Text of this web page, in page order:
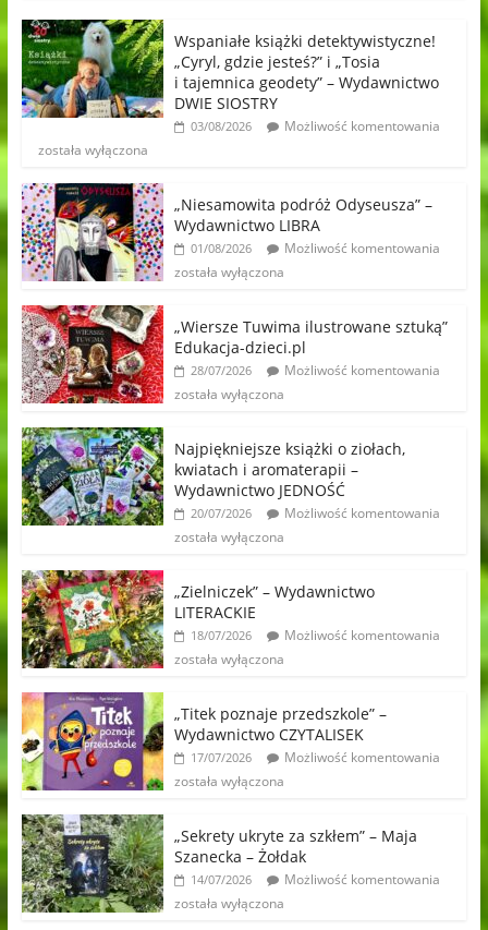
Wspaniałe książki detektywistyczne!
„Cyryl, gdzie jesteś?” i „Tosia
i tajemnica geodety” – Wydawnictwo
DWIE SIOSTRY
03/08/2026
Możliwość komentowania
została wyłączona
„Niesamowita podróż Odyseusza” –
Wydawnictwo LIBRA
01/08/2026
Możliwość komentowania
została wyłączona
„Wiersze Tuwima ilustrowane sztuką”
Edukacja-dzieci.pl
28/07/2026
Możliwość komentowania
została wyłączona
Najpiękniejsze książki o ziołach,
kwiatach i aromaterapii –
Wydawnictwo JEDNOŚĆ
20/07/2026
Możliwość komentowania
została wyłączona
„Zielniczek” – Wydawnictwo
LITERACKIE
18/07/2026
Możliwość komentowania
została wyłączona
„Titek poznaje przedszkole” –
Wydawnictwo CZYTALISEK
17/07/2026
Możliwość komentowania
została wyłączona
„Sekrety ukryte za szkłem” – Maja
Szanecka – Żołdak
14/07/2026
Możliwość komentowania
została wyłączona